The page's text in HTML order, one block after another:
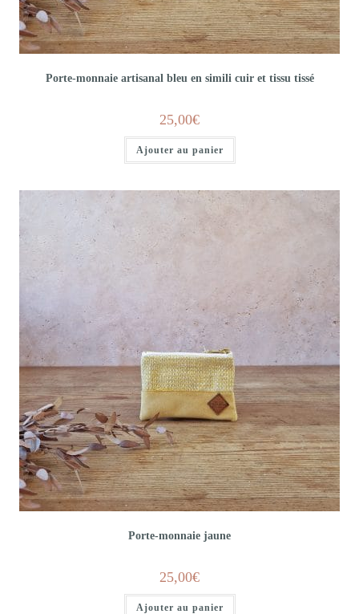
Porte-monnaie artisanal bleu en simili cuir et tissu tissé
25,00€
Ajouter au panier
Porte-monnaie jaune
25,00€
Ajouter au panier